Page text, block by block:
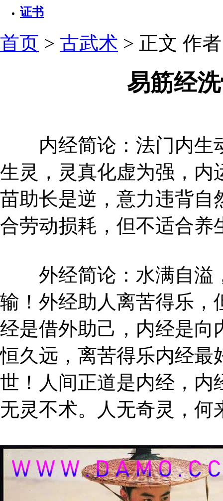
证书
首页 > 古武术 > 正文 作
易筋经
内经简论：法门内生
生灵，灵真化虚为强，内
苗助长是逆，意力违背自
合劳动损耗，但不适合养
外经简论：水满自溢
输！外经助人离苦得乐，
经是借外助己，内经是向
恒久远，离苦得乐内经最
世！人间正道是内经，内
无灵不术。人无奇灵，何